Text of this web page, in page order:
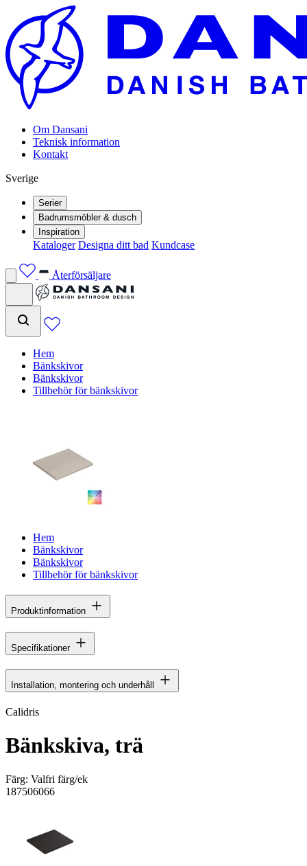
Om Dansani
Teknisk information
Kontakt
Sverige
Serier
Badrumsmöbler & dusch
Inspiration
Kataloger Designa ditt bad Kundcase
Återförsäljare
Hem
Bänkskivor
Bänkskivor
Tillbehör för bänkskivor
Hem
Bänkskivor
Bänkskivor
Tillbehör för bänkskivor
Produktinformation
Specifikationer
Installation, montering och underhåll
Calidris
Bänkskiva, trä
Färg: Valfri färg/ek
187506066